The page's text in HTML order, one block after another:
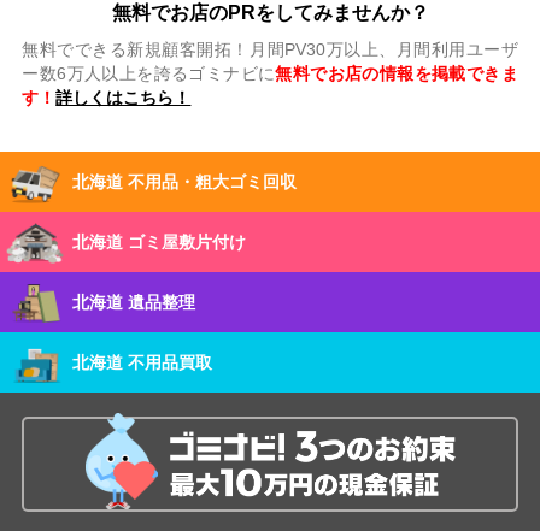
無料でお店のPRをしてみませんか？
無料でできる新規顧客開拓！月間PV30万以上、月間利用ユーザ
ー数6万人以上を誇るゴミナビに無料でお店の情報を掲載できま
す！詳しくはこちら！
北海道 不用品・粗大ゴミ回収
北海道 ゴミ屋敷片付け
北海道 遺品整理
北海道 不用品買取